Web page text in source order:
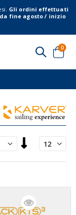
Gli ordini effettuati
fine agosto / inizio
Cart
0
la
direzione